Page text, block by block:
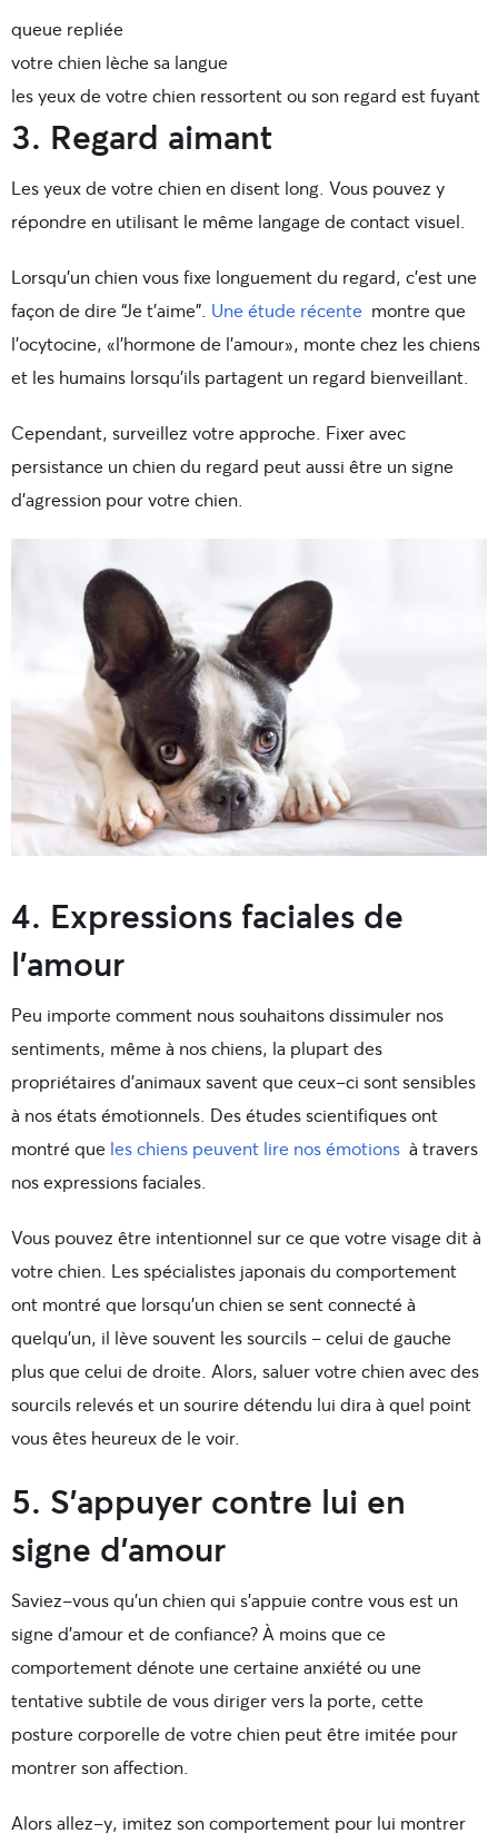
queue repliée
votre chien lèche sa langue
les yeux de votre chien ressortent ou son regard est fuyant
3. Regard aimant
Les yeux de votre chien en disent long. Vous pouvez y
répondre en utilisant le même langage de contact visuel.
Lorsqu’un chien vous fixe longuement du regard, c’est une
façon de dire “Je t’aime”. Une étude récente montre que
l’ocytocine, «l’hormone de l’amour», monte chez les chiens
et les humains lorsqu’ils partagent un regard bienveillant.
Cependant, surveillez votre approche. Fixer avec
persistance un chien du regard peut aussi être un signe
d’agression pour votre chien.
4. Expressions faciales de
l’amour
Peu importe comment nous souhaitons dissimuler nos
sentiments, même à nos chiens, la plupart des
propriétaires d’animaux savent que ceux-ci sont sensibles
à nos états émotionnels. Des études scientifiques ont
montré que les chiens peuvent lire nos émotions à travers
nos expressions faciales.
Vous pouvez être intentionnel sur ce que votre visage dit à
votre chien. Les spécialistes japonais du comportement
ont montré que lorsqu’un chien se sent connecté à
quelqu’un, il lève souvent les sourcils – celui de gauche
plus que celui de droite. Alors, saluer votre chien avec des
sourcils relevés et un sourire détendu lui dira à quel point
vous êtes heureux de le voir.
5. S’appuyer contre lui en
signe d’amour
Saviez-vous qu’un chien qui s’appuie contre vous est un
signe d’amour et de confiance? À moins que ce
comportement dénote une certaine anxiété ou une
tentative subtile de vous diriger vers la porte, cette
posture corporelle de votre chien peut être imitée pour
montrer son affection.
Alors allez-y, imitez son comportement pour lui montrer